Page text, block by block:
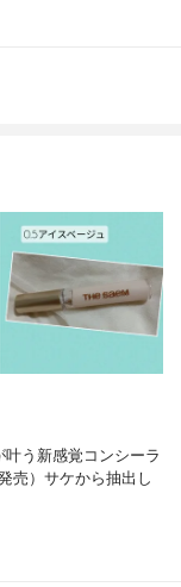
う新感覚コンシーラ
売）サケから抽出し